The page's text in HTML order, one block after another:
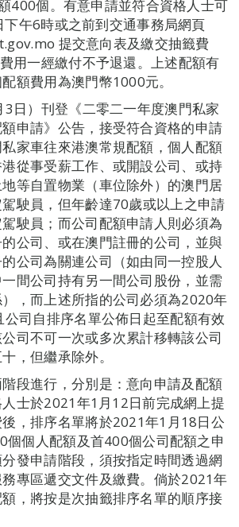
400個。有意申請並符合資格人士可
午6時或之前到交通事務局網頁
提交意向表及繳交抽籤費
用一經繳付不予退還。上述配額有
額費用為澳門幣1000元。
日）刊登《二零二一年度澳門私家
申請》公告，接受符合資格的申請
家車往來港澳常規配額，個人配額
從事受薪工作、或開設公司、或持
等自置物業（車位除外）的澳門居
駛員，但年齡達70歲或以上之申請
駛員；而公司配額申請人則必須為
公司、或在澳門註冊的公司，並與
公司為關連公司（如由同一控股人
間公司持有另一間公司股份，並需
，而上述所指的公司必須為2020年
司自排序名單公佈日起至配額有效
司不可一次或多次累計移轉該公司
，但繼承除外。
段進行，分別是：意向申請及配額
士於2021年1月12日前完成網上提
，排序名單將於2021年1月18日公
個個人配額及首400個公司配額之申
發申請階段，須按指定時間透過網
專區遞交文件及繳費。倘於2021年
，將按是次抽籤排序名單的順序接